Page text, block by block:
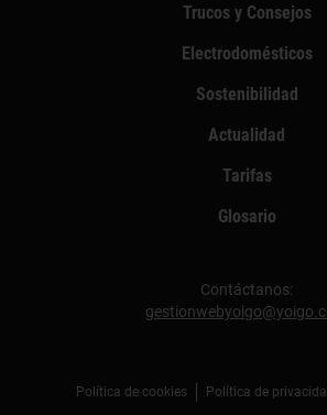
Trucos y Consejos
Electrodomésticos
Sostenibilidad
Actualidad
Tarifas
Glosario
Contáctanos:
Política de cookies Política de